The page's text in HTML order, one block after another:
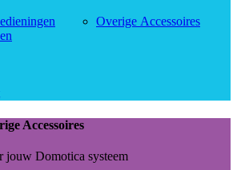
Overige Accessoires
Accessoires
jouw Domotica systeem